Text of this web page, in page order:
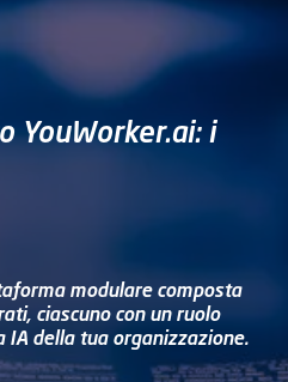
YouWorker.ai: i
modulare composta
ciascuno con un ruolo
IA della tua organizzazione.